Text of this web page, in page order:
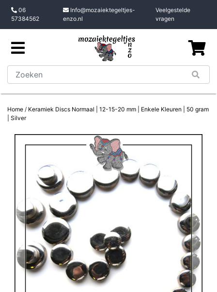
06
57384562
Info@mozaiektegeltjes-
enzo.nl
Veelgestelde
vragen
Home / Keramiek Discs Normaal | 12-15-20 mm | Enkele Kleuren | 50 gram
| Silver